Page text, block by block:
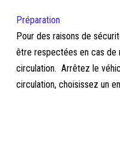
Préparation
Pour des raisons de
être respectées en cas de
circulation. Arrêtez le
circulation, choisissez un